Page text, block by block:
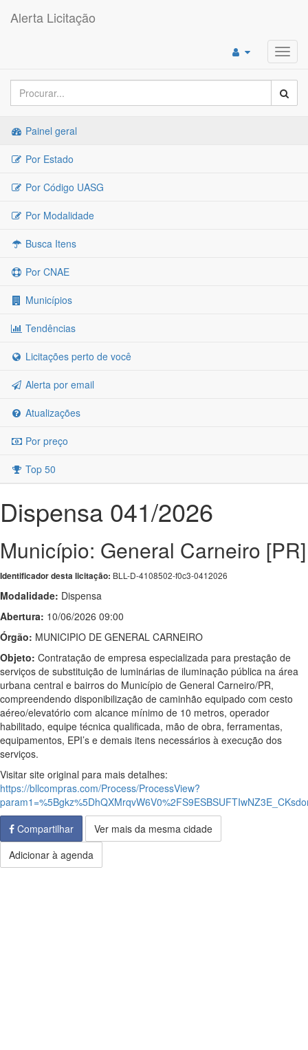
Alerta Licitação
Painel geral
Por Estado
Por Código UASG
Por Modalidade
Busca Itens
Por CNAE
Municípios
Tendências
Licitações perto de você
Alerta por email
Atualizações
Por preço
Top 50
Dispensa 041/2026
Município: General Carneiro [PR]
Identificador desta licitação: BLL-D-4108502-f0c3-0412026
Modalidade: Dispensa
Abertura: 10/06/2026 09:00
Órgão: MUNICIPIO DE GENERAL CARNEIRO
Objeto: Contratação de empresa especializada para prestação de
serviços de substituição de luminárias de iluminação pública na área
urbana central e bairros do Município de General Carneiro/PR,
compreendendo disponibilização de caminhão equipado com cesto
aéreo/elevatório com alcance mínimo de 10 metros, operador
habilitado, equipe técnica qualificada, mão de obra, ferramentas,
equipamentos, EPI’s e demais itens necessários à execução dos
serviços.
Visitar site original para mais detalhes:
https://bllcompras.com/Process/ProcessView?
Compartilhar
Ver mais da mesma cidade
Adicionar à agenda